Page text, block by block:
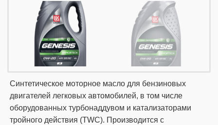
Синтетическое моторное масло для бензиновых
двигателей легковых автомобилей, в том числе
оборудованных турбонаддувом и катализаторами
тройного действия (TWC). Производится с